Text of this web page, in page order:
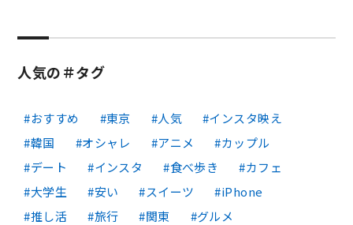
人気の＃タグ
おすすめ 東京 人気
インスタ映え
韓国
オシャレ アニメ
カップル
デート
インスタ 食べ歩き
カフェ
大学生
安い スイーツ
iPhone
推し活
旅行 関東 グルメ